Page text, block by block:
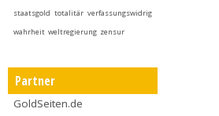
staatsgold totalitär verfassungswidrig
wahrheit weltregierung zensur
Partner
GoldSeiten.de